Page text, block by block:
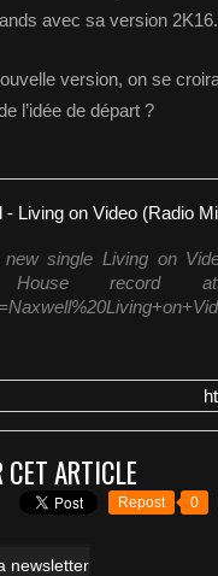
avec sa version 2K16.
version, on se
l’idée de départ ?
new single Living on
record at:
CET ARTICLE
Repost 0
newsletter